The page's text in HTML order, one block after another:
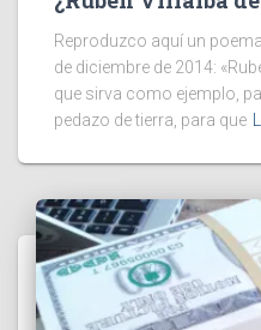
Reproduzco aquí un
de diciembre de 2014:
que sirva como ejemplo,
pedazo de tierra, para que